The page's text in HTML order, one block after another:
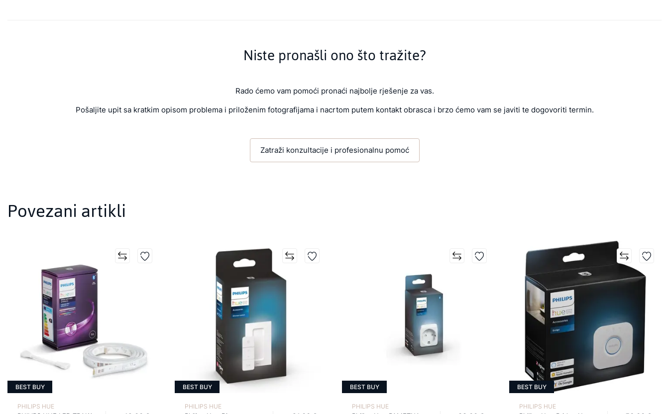
Niste pronašli ono što tražite?
Rado ćemo vam pomoći pronaći najbolje rješenje za vas.
Pošaljite upit sa kratkim opisom problema i priloženim fotografijama i nacrtom putem kontakt obrasca i brzo ćemo vam se javiti te dogovoriti termin.
Zatraži konzultacije i profesionalnu pomoć
Povezani artikli
BEST BUY
PHILIPS HUE
BEST BUY
PHILIPS HUE
BEST BUY
PHILIPS HUE
BEST BUY
PHILIPS HUE